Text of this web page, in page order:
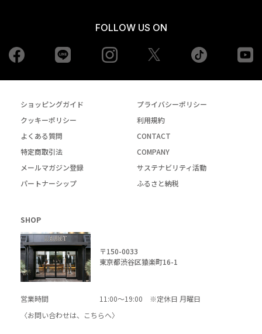
FOLLOW US ON
Facebook Instagram tiktok
ショッピングガイド
プライバシーポリシー
クッキーポリシー
利用規約
よくある質問
CONTACT
特定商取引法
COMPANY
メールマガジン登録
サステナビリティ活動
パートナーシップ
ふるさと納税
SHOP
〒150-0033
東京都渋谷区猿楽町16-1
営業時間
11:00～19:00 ※定休日 月曜日
〈お問い合わせは、
こちらへ〉